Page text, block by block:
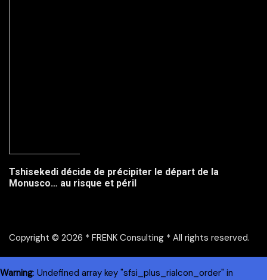
Tshisekedi décide de précipiter le départ de la
Monusco… au risque et péril
Copyright © 2026 * FRENK Consulting * All rights reserved.
Warning: Undefined array key "sfsi_plus_riaIcon_order" in